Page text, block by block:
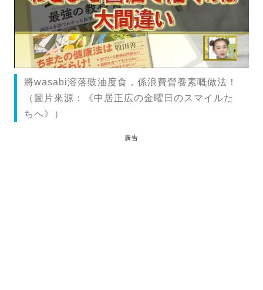
將wasabi溶落豉油度食，係浪費營養素嘅做法！
（圖片來源：《中居正広の金曜日のスマイルた
ちへ》）
廣告